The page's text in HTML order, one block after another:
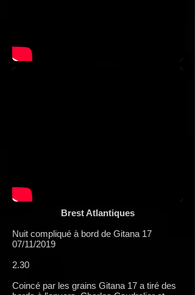
Brest Atlantiques
Nuit compliqué à bord de Gitana 17
07/11/2019
2.30
Coincé par les grains Gitana 17 a tiré des